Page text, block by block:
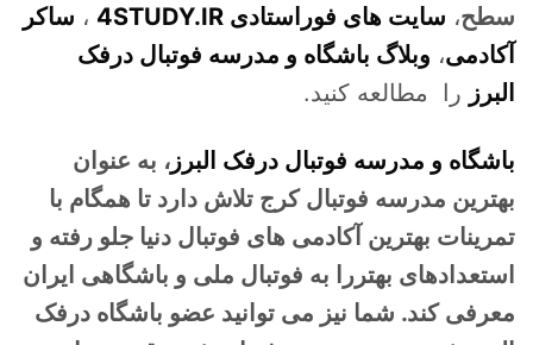
سطح، سایت های فوراستادی 4STUDY.IR ، ساکر
آکادمی، وبلاگ باشگاه و مدرسه فوتبال درفک
البرز را مطالعه کنید.
باشگاه و مدرسه فوتبال درفک البرز، به عنوان
بهترین مدرسه فوتبال کرج تلاش دارد تا همگام با
تمرینات بهترین آکادمی های فوتبال دنیا جلو رفته و
استعدادهای بهتررا به فوتبال ملی و باشگاهی ایران
معرفی کند. شما نیز می توانید عضو باشگاه درفک